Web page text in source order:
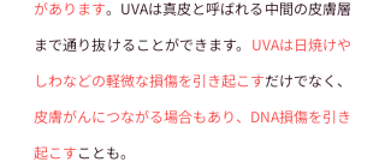
があります。UVAは真皮と呼ばれる中間の皮膚層
まで通り抜けることができます。 UVAは日焼けや
しわなどの軽微な損傷を引き起こすだけでなく、
皮膚がんにつながる場合もあり、DNA損傷を引き
起こすことも。